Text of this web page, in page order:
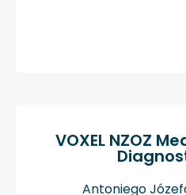
VOXEL NZOZ
Antoniego